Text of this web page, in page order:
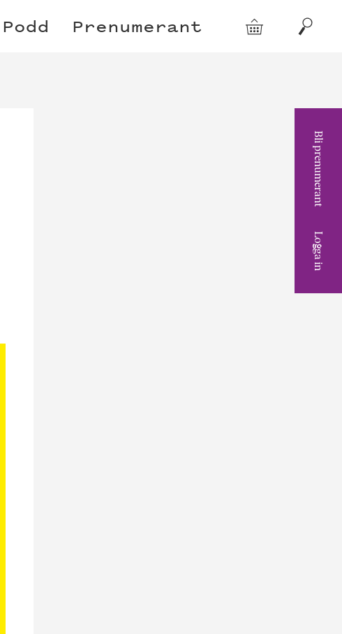
Podd Prenumerant Varukorg Sök
Bli prenumerant
Logga in